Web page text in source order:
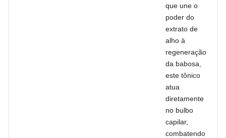
que une o
poder do
extrato de
alho à
regeneração
da babosa,
este tônico
atua
diretamente
no bulbo
capilar,
combatendo